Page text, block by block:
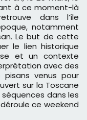
à ce moment-là
dans l’île
notamment
Le but de cette
le lien historique
et un contexte
avec des
venus pour
sur la Toscane
dans les
ce weekend